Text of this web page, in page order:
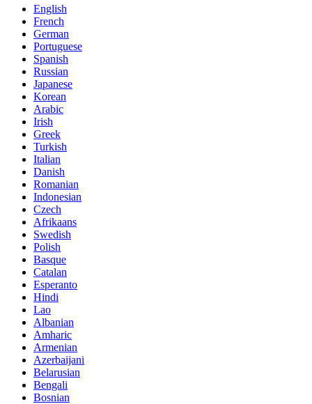
English
French
German
Portuguese
Spanish
Russian
Japanese
Korean
Arabic
Irish
Greek
Turkish
Italian
Danish
Romanian
Indonesian
Czech
Afrikaans
Swedish
Polish
Basque
Catalan
Esperanto
Hindi
Lao
Albanian
Amharic
Armenian
Azerbaijani
Belarusian
Bengali
Bosnian